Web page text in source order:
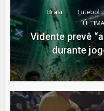
Brasil Futebol
Vidente prevê
durante